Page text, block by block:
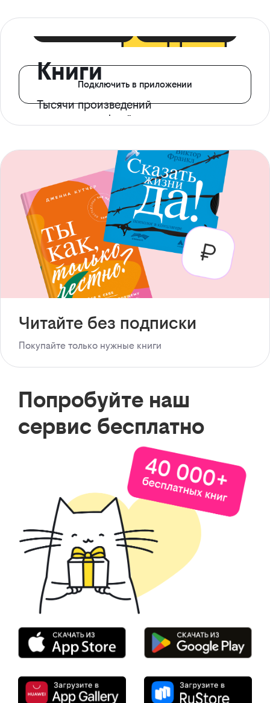
Книги
Тысячи произведений
с доступом офлайн
Подключить в приложении
Читайте без подписки
Покупайте только нужные книги
Попробуйте наш
сервис бесплатно